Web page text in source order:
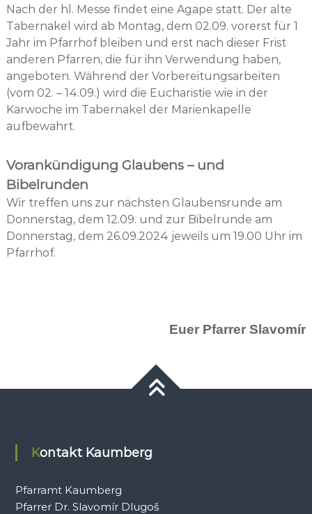
Nach der hl. Messe findet eine Agape statt. Der alte
Tabernakel wird ab Montag, dem 02.09. vorerst für 1
Jahr im Pfarrhof bleiben und erst nach dieser Frist
anderen Pfarren, die für ihn Verwendung haben,
angeboten. Während der Vorbereitungsarbeiten
(vom 02. – 14.09.) wird die Eucharistie wie in der
Karwoche im Tabernakel der Marienkapelle
aufbewahrt.
Vorankündigung Glaubens – und
Bibelrunden
Wir treffen uns zur nächsten Glaubensrunde am
Donnerstag, dem 12.09. und zur Bibelrunde am
Donnerstag, dem 26.09.2024 jeweils um 19.00 Uhr im
Pfarrhof.
Euer Pfarrer Slavomír
Kontakt Kaumberg
Pfarramt Kaumberg
Pfarrer Dr. Slavomír Dlugoš